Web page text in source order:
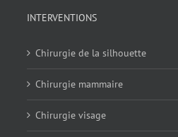
INTERVENTIONS
Chirurgie de la silhouette
Chirurgie mammaire
Chirurgie visage